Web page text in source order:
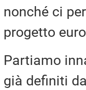
nonché ci
progetto
Partiamo
già definiti